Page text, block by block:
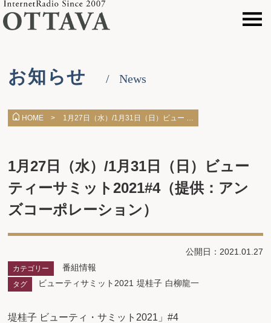
お知らせ News
HOME > 1月27日（水）/1月31日（日）ビュー …
1月27日（水）/1月31日（日）ビュー
ティーサミット2021#4（提供：アン
ズコーポレーション）
公開日：2021.01.27
カテゴリー 番組情報
タグ ビューティサミット2021 堤桂子 白柳龍一
堤桂子 ビューティ・サミット2021」#4